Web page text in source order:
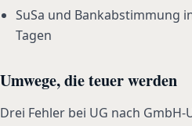
SuSa und Bankabstimmung
Tagen
Umwege, die teuer werden
Drei Fehler bei UG nach